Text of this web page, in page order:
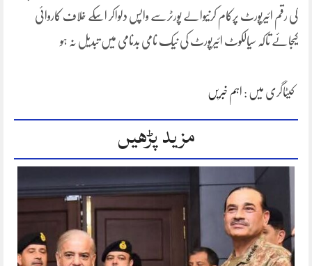
کی رقم ائیرپورٹ پرکام کرنیوالے پورٹرسے واپس دلواکر اسکے خلاف کاروائی
کیجائے تاکہ سیالکوٹ ائیرپورٹ کی نیک نامی بدنامی میں تبدیل نہ ہو
کیٹاگری میں : اہم خبریں
مزید پڑھیں